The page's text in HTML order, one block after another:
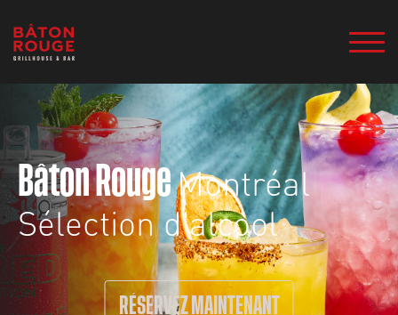
Bâton RougeMontréal
Sélection d'alcool
RÉSERVEZ MAINTENANT